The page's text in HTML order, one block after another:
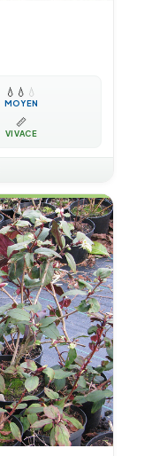
💧 💧 💧
MOYEN
📏
VIVACE